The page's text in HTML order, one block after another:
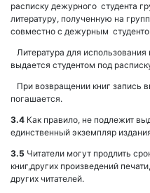
расписку дежурного студента
литературу, полученную на
совместно с дежурным
Литература для
выдается студентом под
При возвращении книг запись
погашается.
3.4 Как правило, не подлежит
единственный экземпляр
3.5 Читатели могут продлить
книг,других произведений
других читателей.